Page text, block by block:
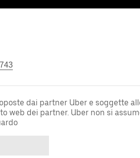
dai partner Uber e soggette
web dei partner. Uber non si